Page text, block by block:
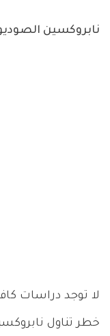
نابروكسين
لا توجد دراسات
خطر تناول